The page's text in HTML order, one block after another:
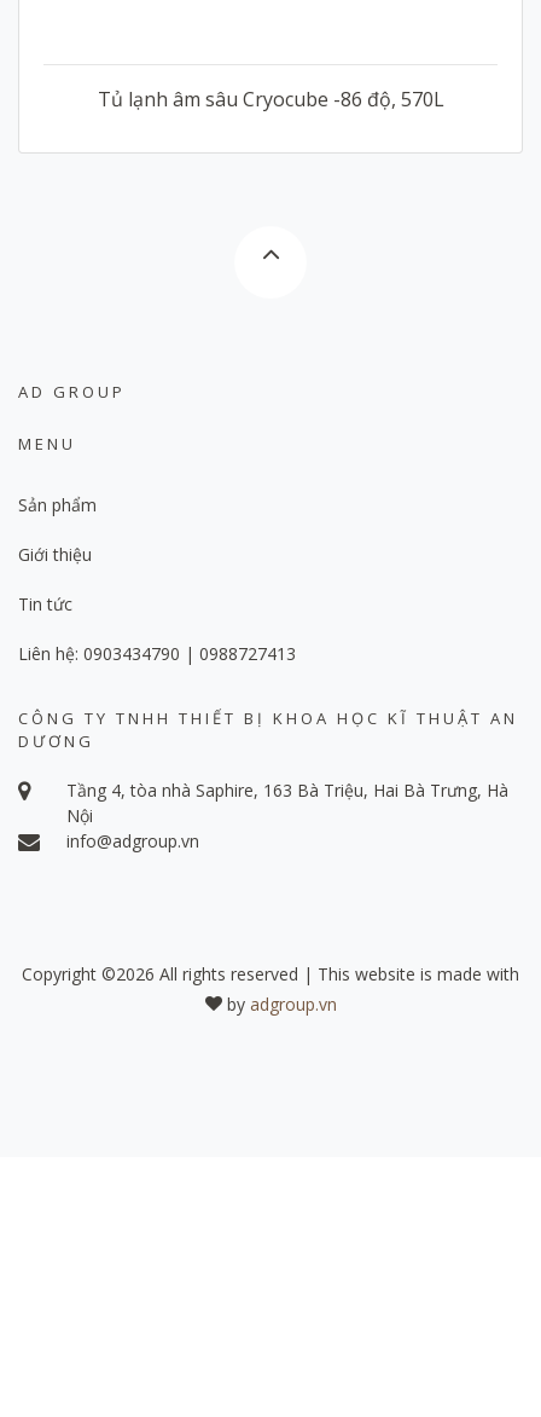
Tủ lạnh âm sâu Cryocube -86 độ, 570L
AD GROUP
MENU
Sản phẩm
Giới thiệu
Tin tức
Liên hệ: 0903434790 | 0988727413
CÔNG TY TNHH THIẾT BỊ KHOA HỌC KĨ THUẬT AN
DƯƠNG
Tầng 4, tòa nhà Saphire, 163 Bà Triệu, Hai Bà Trưng, Hà
Nội
info@adgroup.vn
Copyright ©2026 All rights reserved | This website is made with
by adgroup.vn